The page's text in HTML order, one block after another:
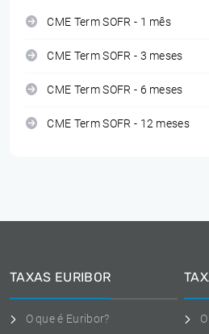
CME Term SOFR - 1 mês
CME Term SOFR - 3 meses
CME Term SOFR - 6 meses
CME Term SOFR - 12 meses
TAXAS EURIBOR
O que é Euribor?